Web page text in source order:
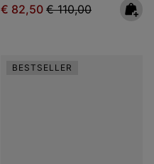
Sale price:
€ 82,50 Regular price:
€ 110,00
BESTSELLER